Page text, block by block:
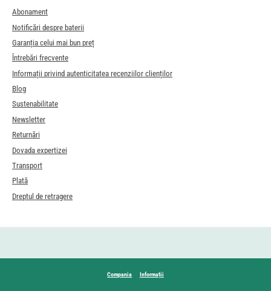
Abonament
Notificări despre baterii
Garanția celui mai bun preț
Întrebări frecvente
Informații privind autenticitatea recenziilor clienților
Blog
Sustenabilitate
Newsletter
Returnări
Dovada expertizei
Transport
Plată
Dreptul de retragere
Compania Informații